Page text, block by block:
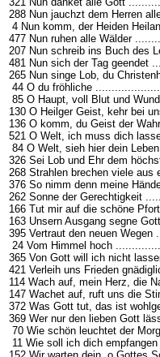
288 Nun jauchzt dem Herren
4 Nun komm, der Heiden
477 Nun ruhen alle Wälder
207 Nun schreib ins Buch des
481 Nun sich der Tag geendet
265 Nun singe Lob, du
44 O du fröhliche
85 O Haupt, voll Blut und
130 O Heilger Geist, kehr bei
136 O komm, du Geist der
521 O Welt, ich muss dich
84 O Welt, sieh hier dein
326 Sei Lob und Ehr dem
268 Strahlen brechen viele
376 So nimm denn meine
262 Sonne der Gerechtigkeit
166 Tut mir auf die schöne
163 Unsern Ausgang segne
395 Vertraut den neuen
24 Vom Himmel hoch
365 Von Gott will ich nicht
421 Verleih uns Frieden
114 Wach auf, mein Herz, die
147 Wachet auf, ruft uns die
372 Was Gott tut, das ist
369 Wer nur den lieben Gott
70 Wie schön leuchtet der
11 Wie soll ich dich